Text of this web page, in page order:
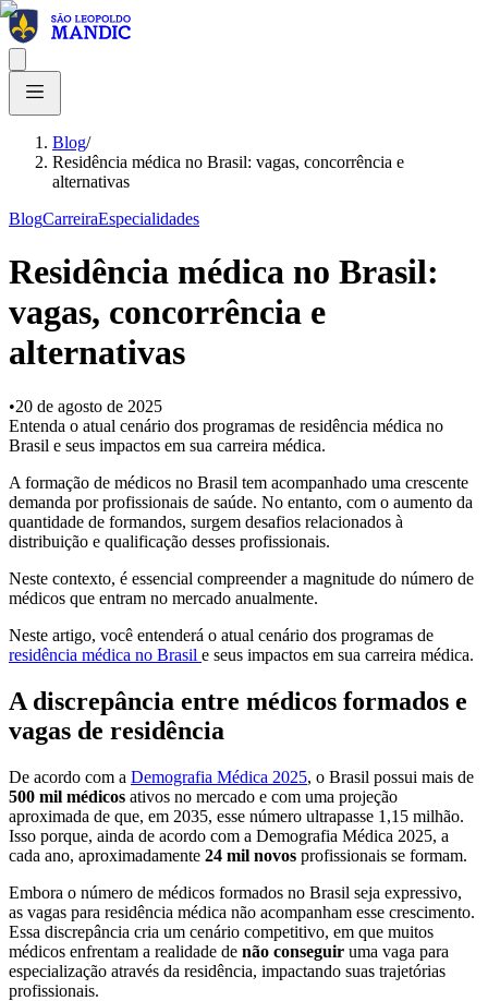
Blog/
Residência médica no Brasil: vagas, concorrência e
alternativas
BlogCarreiraEspecialidades
Residência médica no Brasil:
vagas, concorrência e
alternativas
•20 de agosto de 2025
Entenda o atual cenário dos programas de residência médica no
Brasil e seus impactos em sua carreira médica.
A formação de médicos no Brasil tem acompanhado uma crescente
demanda por profissionais de saúde. No entanto, com o aumento da
quantidade de formandos, surgem desafios relacionados à
distribuição e qualificação desses profissionais.
Neste contexto, é essencial compreender a magnitude do número de
médicos que entram no mercado anualmente.
Neste artigo, você entenderá o atual cenário dos programas de
residência médica no Brasil e seus impactos em sua carreira médica.
A discrepância entre médicos formados e
vagas de residência
De acordo com a Demografia Médica 2025, o Brasil possui mais de
500 mil médicos ativos no mercado e com uma projeção
aproximada de que, em 2035, esse número ultrapasse 1,15 milhão.
Isso porque, ainda de acordo com a Demografia Médica 2025, a
cada ano, aproximadamente 24 mil novos profissionais se formam.
Embora o número de médicos formados no Brasil seja expressivo,
as vagas para residência médica não acompanham esse crescimento.
Essa discrepância cria um cenário competitivo, em que muitos
médicos enfrentam a realidade de não conseguir uma vaga para
especialização através da residência, impactando suas trajetórias
profissionais.